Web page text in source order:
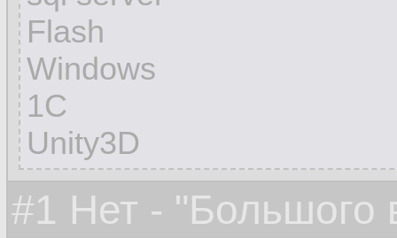
Flash
Windows
1C
Unity3D
#1 Нет - "Большого